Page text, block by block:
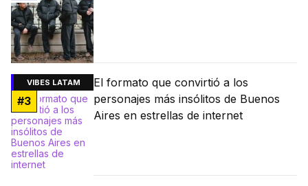
VIBES LATAM
#3
El formato que convirtió a los
personajes más insólitos de Buenos
Aires en estrellas de internet